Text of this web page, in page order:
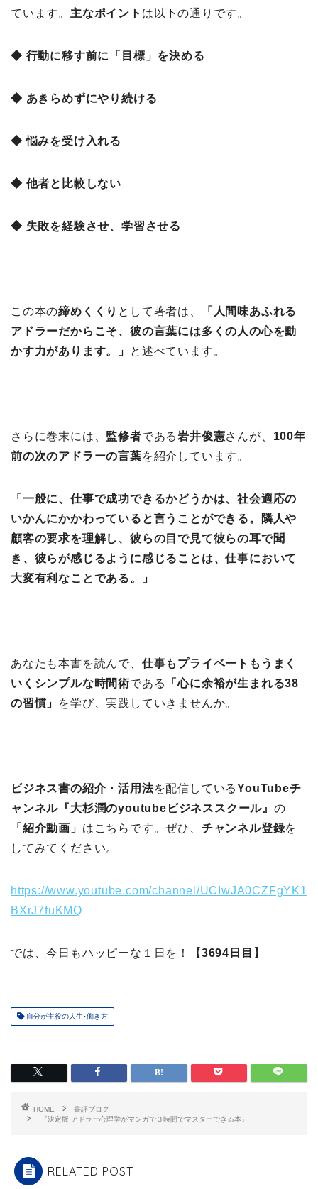
ています。 主なポイント は以下の通りです。
◆ 行動に移す前に「目標」を決める
◆ あきらめずにやり続ける
◆ 悩みを受け入れる
◆ 他者と比較しない
◆ 失敗を経験させ、学習させる
この本の締めくくり として著者は、
「人間味あふれる
アドラーだからこそ、彼の言葉には多くの人の心を動
かす力があります。」
と述べています。
さらに巻末には、 監修者である岩井俊憲さんが、 100年
前の次のアドラーの言葉を紹介しています。
「一般に、仕事で成功できるかどうかは、社会適応の
いかんにかかわっていると言うことができる。隣人や
顧客の要求を理解し、彼らの目で見て彼らの耳で聞
き、彼らが感じるように感じることは、仕事において
大変有利なことである。」
あなたも本書を読んで、 仕事もプライベートもうまく
いくシンプルな時間術である
「心に余裕が生まれる38
の習慣」
を学び、実践していきませんか。
ビジネス書の紹介・活用法を配信しているYouTubeチ
ャンネル『大杉潤のyoutubeビジネススクール』 の
「紹介動画」 はこちらです。ぜひ、 チャンネル登録を
してみてください。
https://www.youtube.com/channel/UCIwJA0CZFgYK1
BXrJ7fuKMQ
では、今日もハッピーな１日を！ 【3694日目】
自分が主役の人生･働き方
HOME
書評ブログ
『決定版 アドラー心理学がマンガで３時間でマスターできる本』
RELATED POST